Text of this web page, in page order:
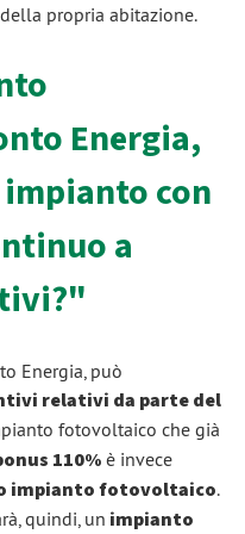
propria abitazione.
Energia,
con
a
Energia, può
relativi da parte del
fotovoltaico che già
110%è invece
impianto fotovoltaico.
quindi, un impianto